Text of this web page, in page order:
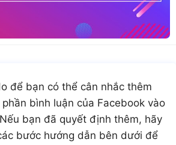
để bạn có thể cân nhắc thêm
bình luận của Facebook vào
bạn đã quyết định thêm, hãy
bước hướng dẫn bên dưới để